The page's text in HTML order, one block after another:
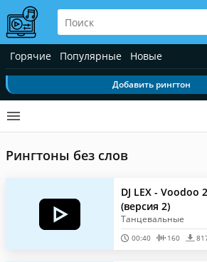
Горячие Популярные Новые
Добавить рингтон
Рингтоны без слов
DJ LEX - Voodoo
(версия 2)
Танцевальные
00:40 160